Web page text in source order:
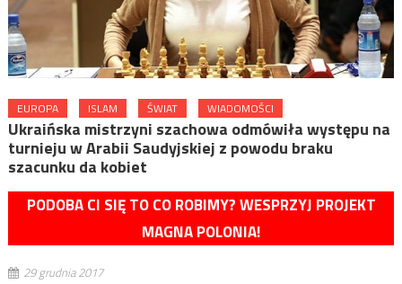
EUROPA ISLAM ŚWIAT WIADOMOŚCI
Ukraińska mistrzyni szachowa odmówiła występu na
turnieju w Arabii Saudyjskiej z powodu braku
szacunku da kobiet
PODOBA CI SIĘ TO CO ROBIMY? WESPRZYJ PROJEKT
MAGNA POLONIA!
29 grudnia 2017